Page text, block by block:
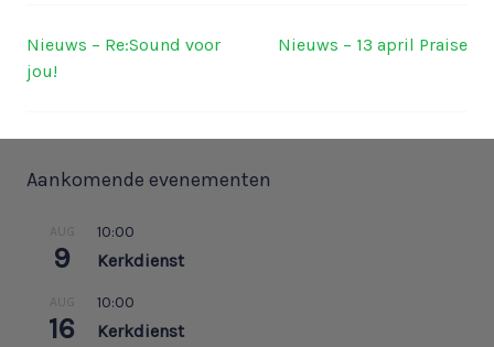
Berichtnavigatie
Nieuws – Re:Sound voor
jou!
Nieuws – 13 april Praise
Aankomende evenementen
AUG
9
10:00
Kerkdienst
AUG
16
10:00
Kerkdienst